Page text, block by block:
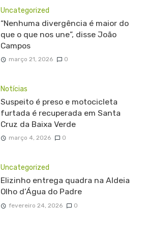
Uncategorized
“Nenhuma divergência é maior do
que o que nos une”, disse João
Campos
março 21, 2026 0
Notícias
Suspeito é preso e motocicleta
furtada é recuperada em Santa
Cruz da Baixa Verde
março 4, 2026 0
Uncategorized
Elizinho entrega quadra na Aldeia
Olho d’Água do Padre
fevereiro 24, 2026 0